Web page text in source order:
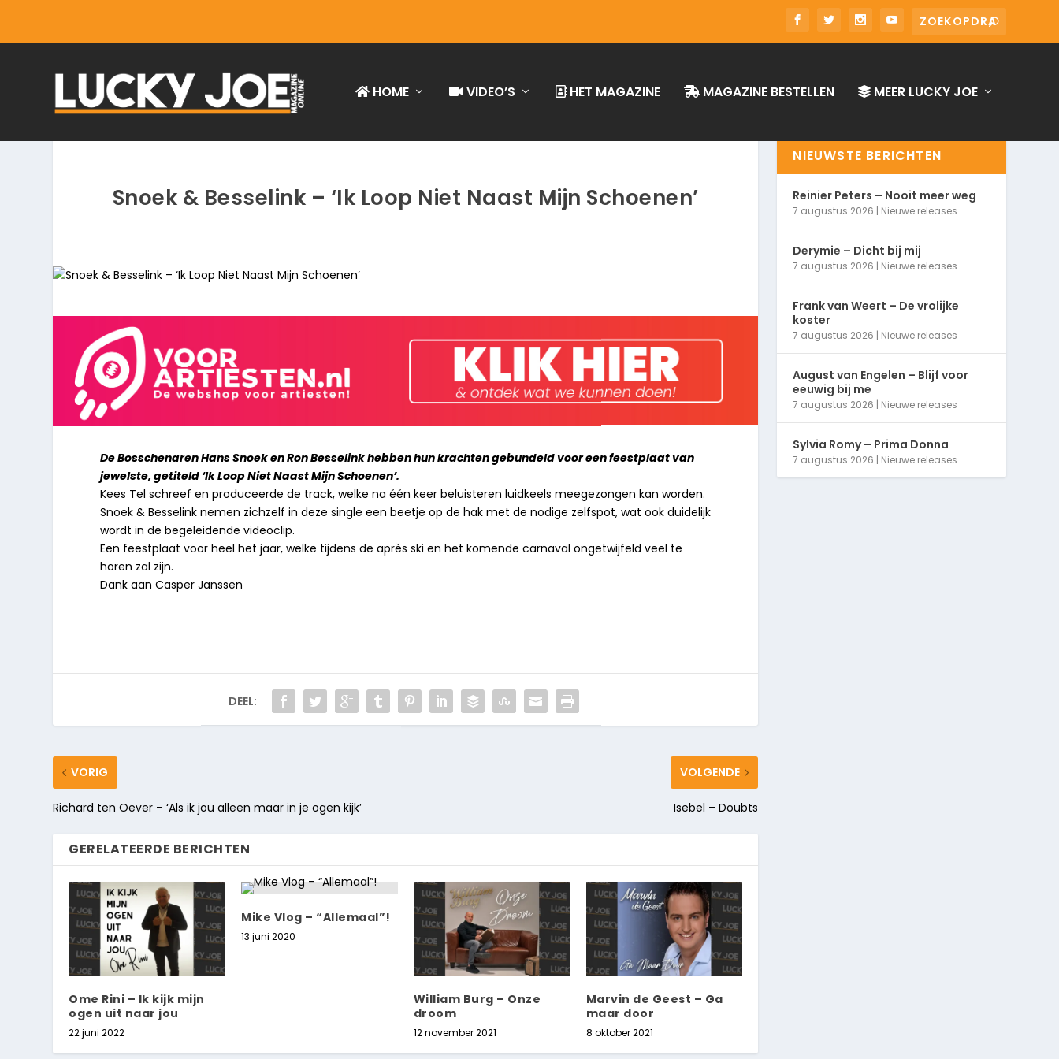
HOME VIDEO’S HET MAGAZINE MAGAZINE BESTELLEN MEER LUCKY JOE
Snoek & Besselink – ‘Ik Loop Niet Naast Mijn Schoenen’
De Bosschenaren Hans Snoek en Ron Besselink hebben hun krachten gebundeld voor een feestplaat van
jewelste, getiteld ‘Ik Loop Niet Naast Mijn Schoenen’.
Kees Tel schreef en produceerde de track, welke na één keer beluisteren luidkeels meegezongen kan worden.
Snoek & Besselink nemen zichzelf in deze single een beetje op de hak met de nodige zelfspot, wat ook duidelijk
wordt in de begeleidende videoclip.
Een feestplaat voor heel het jaar, welke tijdens de après ski en het komende carnaval ongetwijfeld veel te
horen zal zijn.
Dank aan Casper Janssen
DEEL:
VORIG
Richard ten Oever – ‘Als ik jou alleen maar in je ogen kijk’
VOLGENDE
Isebel – Doubts
GERELATEERDE BERICHTEN
Ome Rini – Ik kijk mijn
ogen uit naar jou
22 juni 2022
Mike Vlog – “Allemaal”!
13 juni 2020
William Burg – Onze
droom
12 november 2021
Marvin de Geest – Ga
maar door
8 oktober 2021
NIEUWSTE BERICHTEN
Reinier Peters – Nooit meer weg
7 augustus 2026 | Nieuwe releases
Derymie – Dicht bij mij
7 augustus 2026 | Nieuwe releases
Frank van Weert – De vrolijke
koster
7 augustus 2026 | Nieuwe releases
August van Engelen – Blijf voor
eeuwig bij me
7 augustus 2026 | Nieuwe releases
Sylvia Romy – Prima Donna
7 augustus 2026 | Nieuwe releases